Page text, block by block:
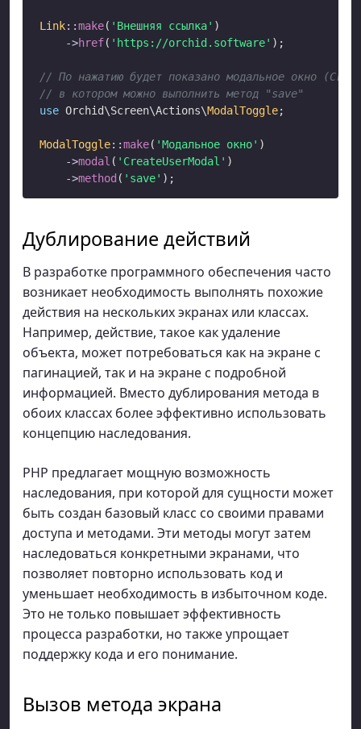
Link::make( 'Внешняя ссылка' )
->href( 'https://orchid.software' );
// По нажатию будет показано модальное окно
// в котором можно выполнить метод "save"
use Orchid\Screen\Actions\ModalToggle;
ModalToggle::make( 'Модальное окно' )
->modal ( 'CreateUserModal' )
->method ( 'save'
Дублирование действий
В разработке программного обеспечения часто
возникает необходимость выполнять похожие
действия на нескольких экранах или классах.
Например, действие, такое как удаление
объекта, может потребоваться как на экране с
пагинацией, так и на экране с подробной
информацией. Вместо дублирования метода в
обоих классах более эффективно использовать
концепцию наследования.
PHP предлагает мощную возможность
наследования, при которой для сущности может
быть создан базовый класс со своими правами
доступа и методами. Эти методы могут затем
наследоваться конкретными экранами, что
позволяет повторно использовать код и
уменьшает необходимость в избыточном коде.
Это не только повышает эффективность
процесса разработки, но также упрощает
поддержку кода и его понимание.
Вызов метода экрана